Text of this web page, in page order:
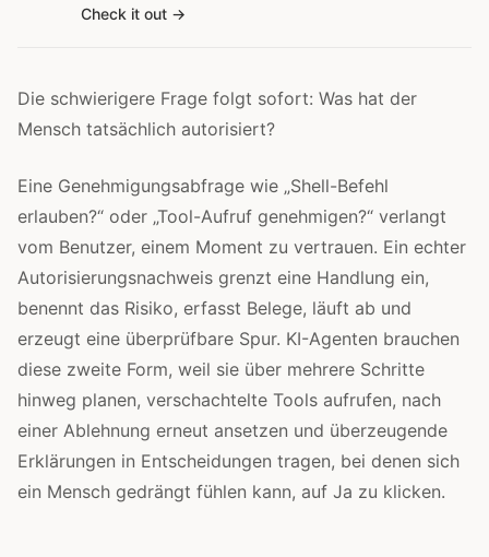
Check it out
Die schwierigere Frage folgt sofort: Was hat der
Mensch tatsächlich autorisiert?
Eine Genehmigungsabfrage wie „Shell-Befehl
erlauben?“ oder „Tool-Aufruf genehmigen?“ verlangt
vom Benutzer, einem Moment zu vertrauen. Ein echter
Autorisierungsnachweis grenzt eine Handlung ein,
benennt das Risiko, erfasst Belege, läuft ab und
erzeugt eine überprüfbare Spur. KI-Agenten brauchen
diese zweite Form, weil sie über mehrere Schritte
hinweg planen, verschachtelte Tools aufrufen, nach
einer Ablehnung erneut ansetzen und überzeugende
Erklärungen in Entscheidungen tragen, bei denen sich
ein Mensch gedrängt fühlen kann, auf Ja zu klicken.